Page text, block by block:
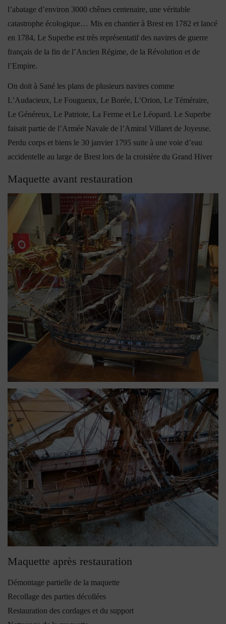
l’abatage d’environ 3000 chênes centenaire, une véritable
catastrophe écologique… Mis en chantier à Brest en 1782 et lancé
en 1784, Le Superbe est très représentatif des navires de guerre
français de la fin de l’Ancien Régime, de la Révolution et de
l’Empire.
On doit à Sané les plans de plusieurs navires comme
L’Audacieux, Le Fougueux, Le Borée, L’Orion, Le Téméraire,
Le Généreux, Le Patriote, La Ferme et Le Léopard. Le Superbe
faisait partie de l’Armée Navale de l’Amiral Villaret de Joyeuse.
Perdu corps et biens le 30 janvier 1795 suite à une voie d’eau
accidentelle au large de Brest lors de la croisière du Grand Hiver
Maquette avant restauration
Maquette après restauration
Démontage partielle de la maquette
Recollage des parties décollées
Restauration des cordages et du support